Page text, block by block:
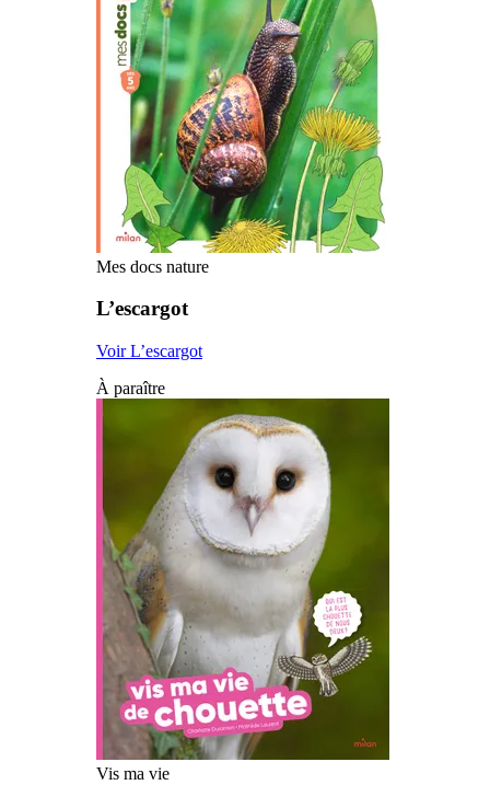
Mes docs nature
L’escargot
Voir L’escargot
À paraître
Vis ma vie